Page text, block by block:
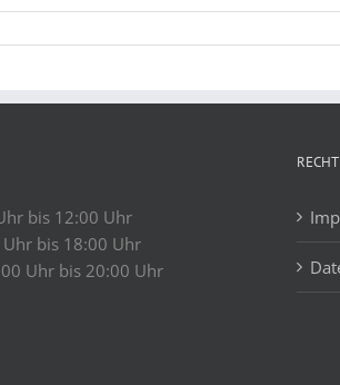
bis 12:00 Uhr
bis 18:00 Uhr
Uhr bis 20:00 Uhr